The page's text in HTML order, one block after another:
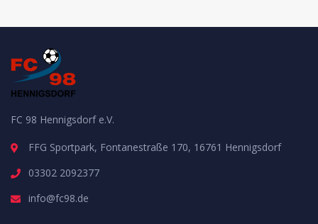
FC 98 Hennigsdorf e.V.
FFG Sportpark, Fontanestraße 170, 16761 Hennigsdorf
03302 2092377
info@fc98.de